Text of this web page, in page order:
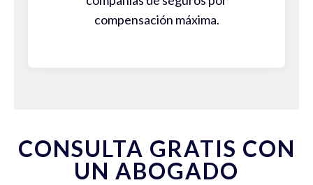
compensación máxima.
CONSULTA GRATIS CON
UN ABOGADO